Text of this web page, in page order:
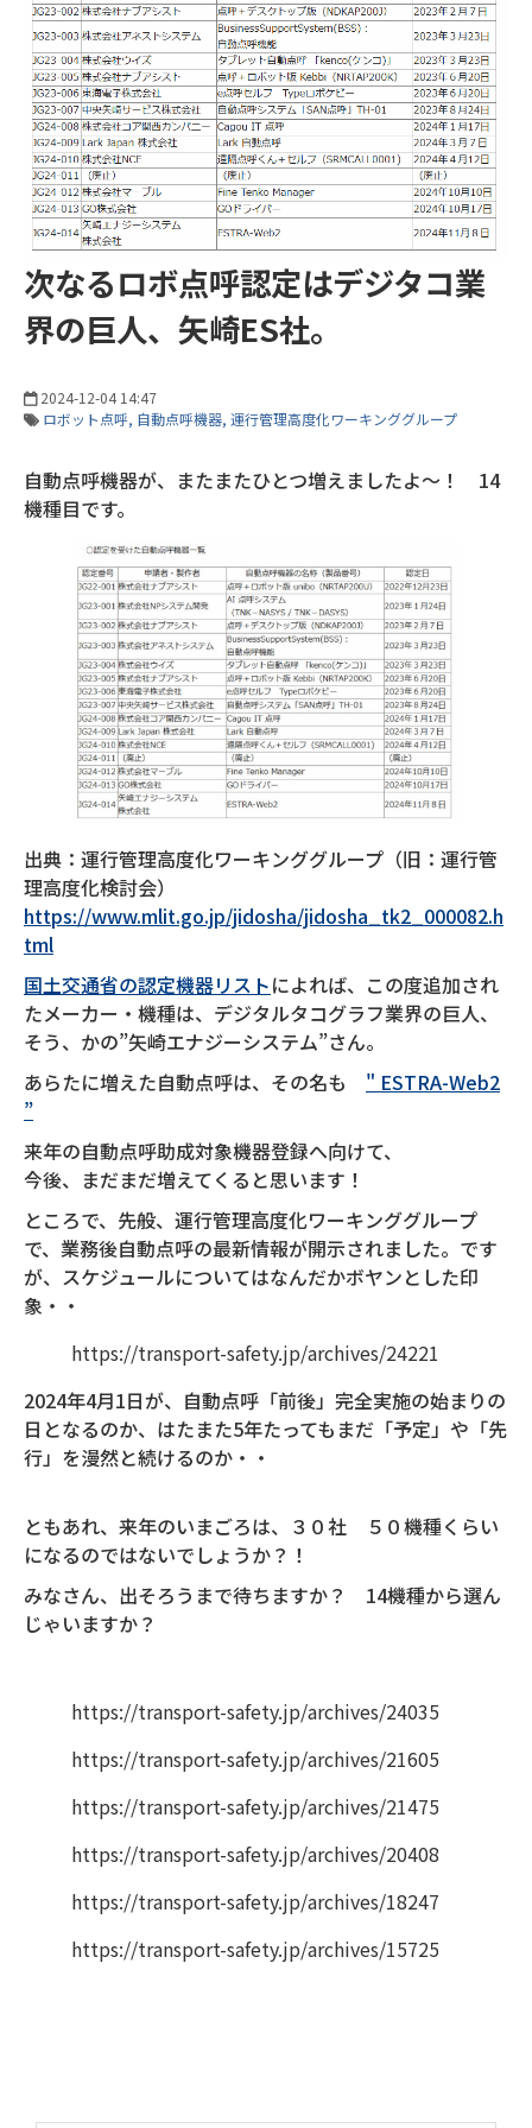
次なるロボ点呼認定はデジタコ業
界の巨人、矢崎ES社。
2024-12-04 14:47
ロボット点呼 自動点呼機器 運行管理高度化ワーキンググループ
自動点呼機器が、またまたひとつ増えましたよ～！ 14
機種目です。
出典：運行管理高度化ワーキンググループ（旧：運行管
理高度化検討会）
https://www.mlit.go.jp/jidosha/jidosha_tk2_000082.h
tml
国土交通省の認定機器リストによれば、この度追加され
たメーカー・機種は、デジタルタコグラフ業界の巨人、
そう、かの”矢崎エナジーシステム”さん。
あらたに増えた自動点呼は、その名も " ESTRA-Web2
”
来年の自動点呼助成対象機器登録へ向けて、
今後、まだまだ増えてくると思います！
ところで、先般、運行管理高度化ワーキンググループ
で、業務後自動点呼の最新情報が開示されました。です
が、スケジュールについてはなんだかボヤンとした印
象・・
https://transport-safety.jp/archives/24221
2024年4月1日が、自動点呼「前後」完全実施の始まりの
日となるのか、はたまた5年たってもまだ「予定」や「先
行」を漫然と続けるのか・・
ともあれ、来年のいまごろは、３０社 ５０機種くらい
になるのではないでしょうか？！
みなさん、出そろうまで待ちますか？ 14機種から選ん
じゃいますか？
https://transport-safety.jp/archives/24035
https://transport-safety.jp/archives/21605
https://transport-safety.jp/archives/21475
https://transport-safety.jp/archives/20408
https://transport-safety.jp/archives/18247
https://transport-safety.jp/archives/15725